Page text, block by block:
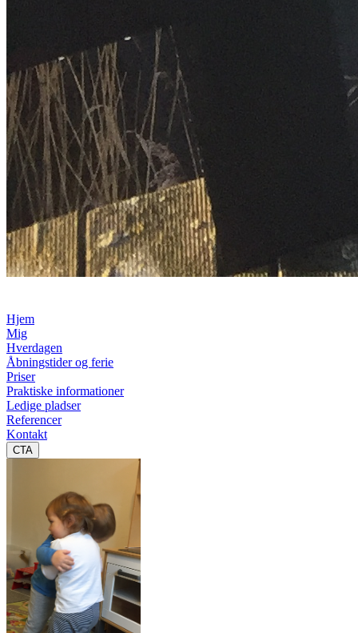
Hjem
Mig
Hverdagen
Åbningstider og ferie
Priser
Praktiske informationer
Ledige pladser
Referencer
Kontakt
CTA